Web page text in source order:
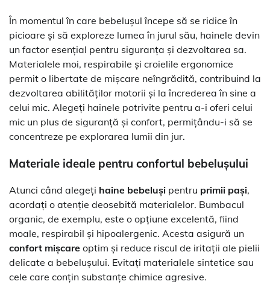
În momentul în care bebelușul începe să se ridice în
picioare și să exploreze lumea în jurul său, hainele devin
un factor esențial pentru siguranța și dezvoltarea sa.
Materialele moi, respirabile și croielile ergonomice
permit o libertate de mișcare neîngrădită, contribuind la
dezvoltarea abilităților motorii și la încrederea în sine a
celui mic. Alegeți hainele potrivite pentru a-i oferi celui
mic un plus de siguranță și confort, permițându-i să se
concentreze pe explorarea lumii din jur.
Materiale ideale pentru confortul bebelușului
Atunci când alegeți haine bebeluși pentru primii pași,
acordați o atenție deosebită materialelor. Bumbacul
organic, de exemplu, este o opțiune excelentă, fiind
moale, respirabil și hipoalergenic. Acesta asigură un
confort mișcare optim și reduce riscul de iritații ale pielii
delicate a bebelușului. Evitați materialele sintetice sau
cele care conțin substanțe chimice agresive.